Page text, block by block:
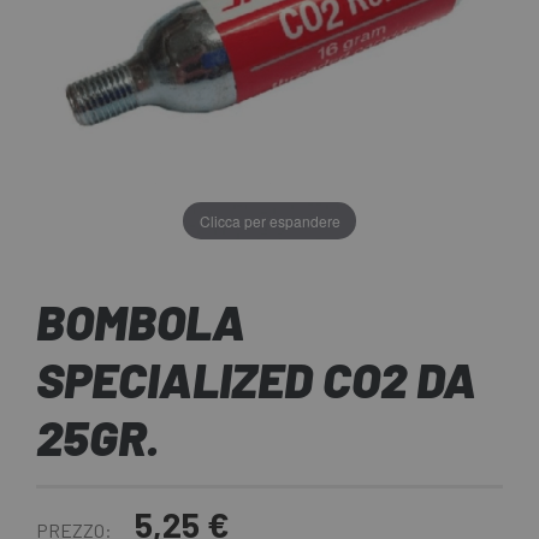
Clicca per espandere
BOMBOLA
SPECIALIZED CO2 DA
25GR.
PREZZO: 5,25 €